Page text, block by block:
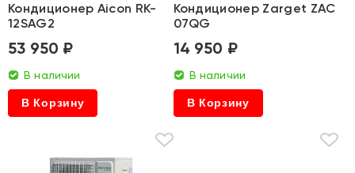
Кондиционер Aicon RK-
12SAG2
53 950 ₽
В наличии
В Корзину
Кондиционер Zarget ZAC
07QG
14 950 ₽
В наличии
В Корзину